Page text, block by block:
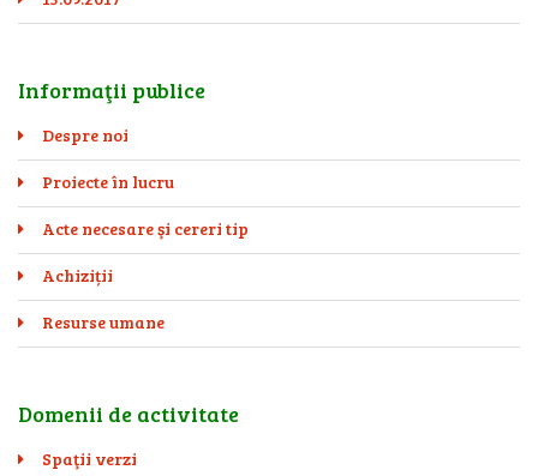
Informaţii publice
Despre noi
Proiecte în lucru
Acte necesare şi cereri tip
Achiziții
Resurse umane
Domenii de activitate
Spaţii verzi